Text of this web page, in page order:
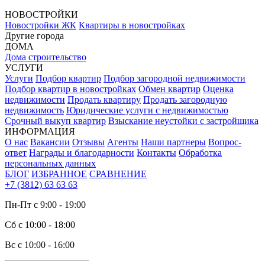
НОВОСТРОЙКИ
Новостройки ЖК Квартиры в новостройках
Другие города
ДОМА
Дома строительство
УСЛУГИ
Услуги Подбор квартир Подбор загородной недвижимости
Подбор квартир в новостройках Обмен квартир Оценка
недвижимости Продать квартиру Продать загородную
недвижимость Юридические услуги с недвижимостью
Срочный выкуп квартир Взыскание неустойки с застройщика
ИНФОРМАЦИЯ
О нас Вакансии Отзывы Агенты Наши партнеры Вопрос-
ответ Награды и благодарности Контакты Обработка
персональных данных
БЛОГ ИЗБРАННОЕ СРАВНЕНИЕ
+7 (3812) 63 63 63
Пн-Пт с 9:00 - 19:00
Сб с 10:00 - 18:00
Вс с 10:00 - 16:00